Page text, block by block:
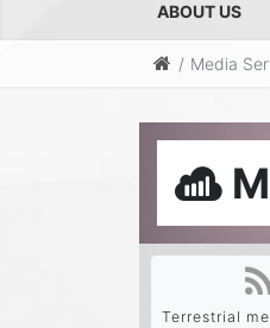
ABOUT US
Media
Terrestrial